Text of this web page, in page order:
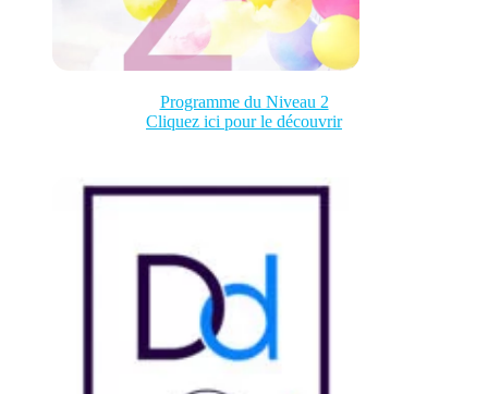
Programme du Niveau 2
Cliquez ici pour le découvrir